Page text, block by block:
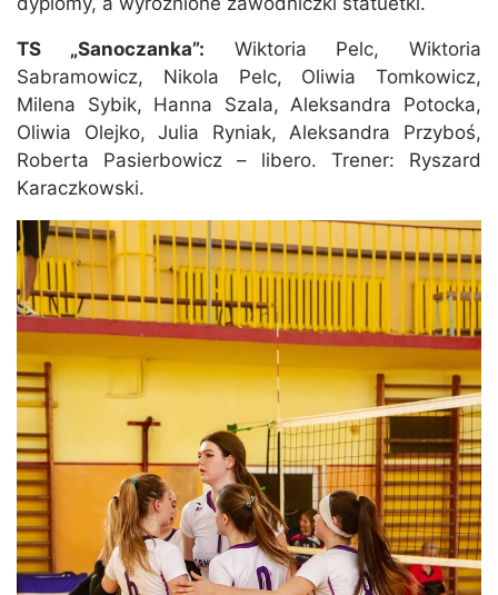
TS „Sanoczanka”: Wiktoria Pelc, Wiktoria
Sabramowicz, Nikola Pelc, Oliwia Tomkowicz,
Milena Sybik, Hanna Szala, Aleksandra Potocka,
Oliwia Olejko, Julia Ryniak, Aleksandra Przyboś,
Roberta Pasierbowicz – libero. Trener: Ryszard
Karaczkowski.